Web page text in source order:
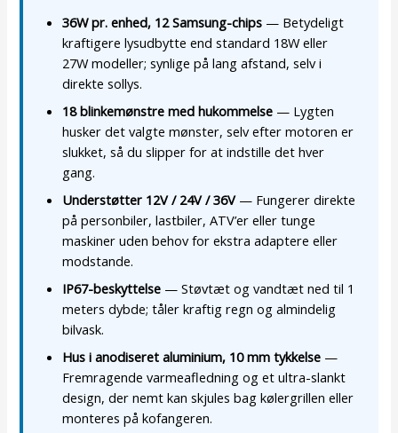
36W pr. enhed, 12 Samsung-chips — Betydeligt
kraftigere lysudbytte end standard 18W eller
27W modeller; synlige på lang afstand, selv i
direkte sollys.
18 blinkemønstre med hukommelse — Lygten
husker det valgte mønster, selv efter motoren er
slukket, så du slipper for at indstille det hver
gang.
Understøtter 12V / 24V / 36V— Fungerer direkte
på personbiler, lastbiler, ATV’er eller tunge
maskiner uden behov for ekstra adaptere eller
modstande.
IP67-beskyttelse — Støvtæt og vandtæt ned til 1
meters dybde; tåler kraftig regn og almindelig
bilvask.
Hus i anodiseret aluminium, 10 mm tykkelse —
Fremragende varmeafledning og et ultra-slankt
design, der nemt kan skjules bag kølergrillen eller
monteres på kofangeren.